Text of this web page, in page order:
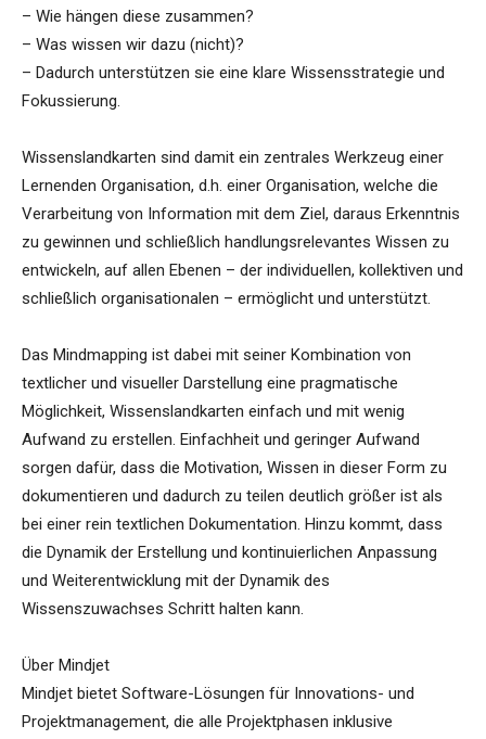
– Wie hängen diese zusammen?
– Was wissen wir dazu (nicht)?
– Dadurch unterstützen sie eine klare Wissensstrategie und
Fokussierung.
Wissenslandkarten sind damit ein zentrales Werkzeug einer
Lernenden Organisation, d.h. einer Organisation, welche die
Verarbeitung von Information mit dem Ziel, daraus Erkenntnis
zu gewinnen und schließlich handlungsrelevantes Wissen zu
entwickeln, auf allen Ebenen – der individuellen, kollektiven und
schließlich organisationalen – ermöglicht und unterstützt.
Das Mindmapping ist dabei mit seiner Kombination von
textlicher und visueller Darstellung eine pragmatische
Möglichkeit, Wissenslandkarten einfach und mit wenig
Aufwand zu erstellen. Einfachheit und geringer Aufwand
sorgen dafür, dass die Motivation, Wissen in dieser Form zu
dokumentieren und dadurch zu teilen deutlich größer ist als
bei einer rein textlichen Dokumentation. Hinzu kommt, dass
die Dynamik der Erstellung und kontinuierlichen Anpassung
und Weiterentwicklung mit der Dynamik des
Wissenszuwachses Schritt halten kann.
Über Mindjet
Mindjet bietet Software-Lösungen für Innovations- und
Projektmanagement, die alle Projektphasen inklusive